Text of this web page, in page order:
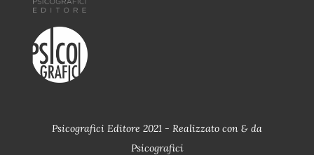
Psicografici Editore 2021 - Realizzato con & da
Psicografici